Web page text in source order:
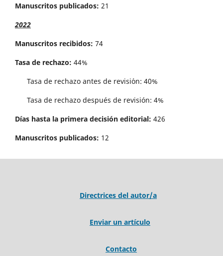
Manuscritos publicados: 21
2022
Manuscritos recibidos: 74
Tasa de rechazo: 44%
Tasa de rechazo antes de revisi´on: 40%
Tasa de rechazo después de revisión: 4%
Días hasta la primera decisión editorial: 426
Manuscritos publicados: 12
Directrices del autor/a
Enviar un artículo
Contacto